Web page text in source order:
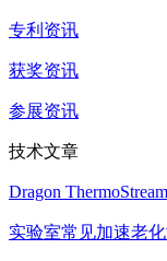
专利资讯
获奖资讯
参展资讯
技术文章
Dragon
实验室常见加速老